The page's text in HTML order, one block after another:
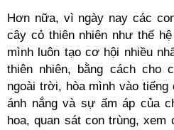
Hơn nữa, vì ngày nay các
cây cỏ thiên nhiên như thế
mình luôn tạo cơ hội nhiều
thiên nhiên, bằng cách cho
ngoài trời, hòa mình vào tiếng
ánh nắng và sự ấm áp của
hoa, quan sát con trùng, xem